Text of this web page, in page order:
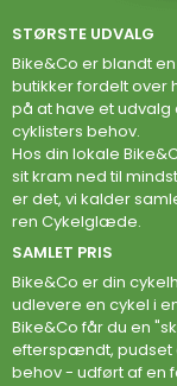
STØRSTE UDVALG
Bike&Co er blandt
butikker fordelt over
på at have et udvalg
cyklisters behov.
Hos din lokale
sit kram ned til
er det, vi kalder
ren Cykelglæde.
SAMLET PRIS
Bike&Co er din
udlevere en cykel i
Bike&Co får du en
efterspændt, pudset
behov - udført af en